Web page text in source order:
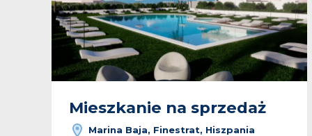
Mieszkanie na sprzedaż
Marina Baja, Finestrat, Hiszpania